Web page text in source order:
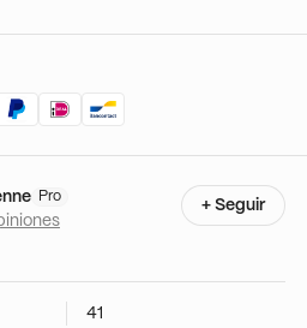
Pro
+ Seguir
41